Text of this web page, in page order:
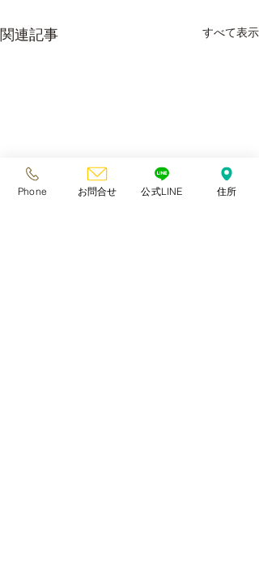
関連記事 すべて表示
Phone お問合せ 公式LINE 住所